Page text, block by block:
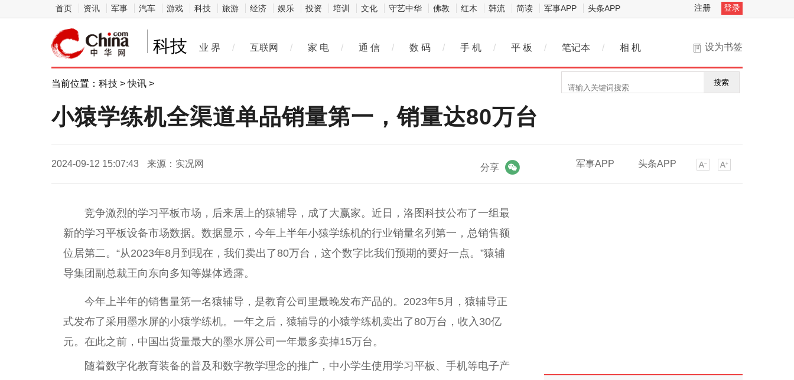
首页 资讯 军事 汽车 游戏 科技 旅游 经济 娱乐 投资 培训 文化 守艺中华 佛教 红木 韩流 简读 军事APP 头条APP 注册 登录
科技 设为书签
业 界 / 互联网 / 家 电 / 通 信 / 数 码 / 手 机 / 平 板 / 笔记本 / 相 机
当前位置： 科技 >快讯 > 搜索
小猿学练机全渠道单品销量第一，销量达80万台
2024-09-12 15:07:43 来源：实况网 军事APP 头条APP
分享
竞争激烈的学习平板市场，后来居上的猿辅导，成了大赢家。 近 日，洛图科技公布了一组最
新的学习平板设备市场数据。数据显示，今年上半年小猿学练机的行业销量名列第一， 总销售额
位居第二。“从2023年8月到现在，我们卖出了80万台 ，这个数字比我们预期的要好一点。”猿辅
导集团副 总裁王向东向多知等媒体透露。
今年上半年的销售量第一名猿辅导，是教育公司里最晚发布产品的。2023年5月，猿辅导正
式发布了采用墨水屏的小猿学练机。一年之后，猿辅导的小猿学练机卖出了80万台 ，收入30亿
元。在此之前， 中国 出货量最大的墨水屏公司一年最多卖掉15万台 。
随着数字化教育装备的普及和数字教学理念的推广，中小学生使用学习 平板、手机等电子产